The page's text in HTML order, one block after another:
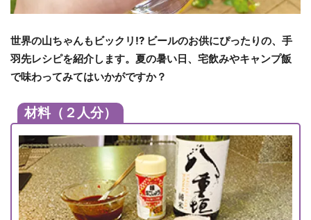
世界の山ちゃんもビックリ!? ビールのお供にぴったりの、手
羽先レシピを紹介します。夏の暑い日、宅飲みやキャンプ飯
で味わってみてはいかがですか？
材料（２人分）